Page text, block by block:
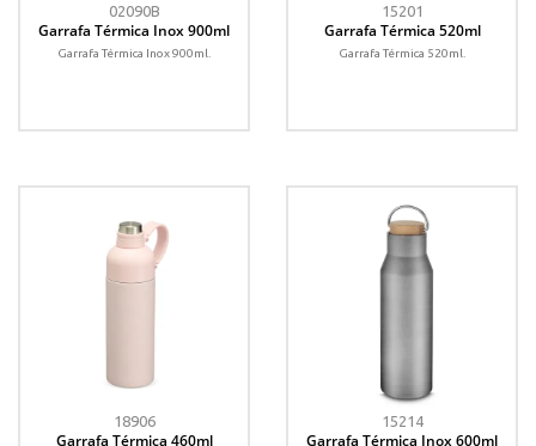
02090B
Garrafa Térmica Inox 900ml
Garrafa Térmica Inox 900ml.
15201
Garrafa Térmica 520ml
Garrafa Térmica 520ml.
18906
Garrafa Térmica 460ml
15214
Garrafa Térmica Inox 600ml